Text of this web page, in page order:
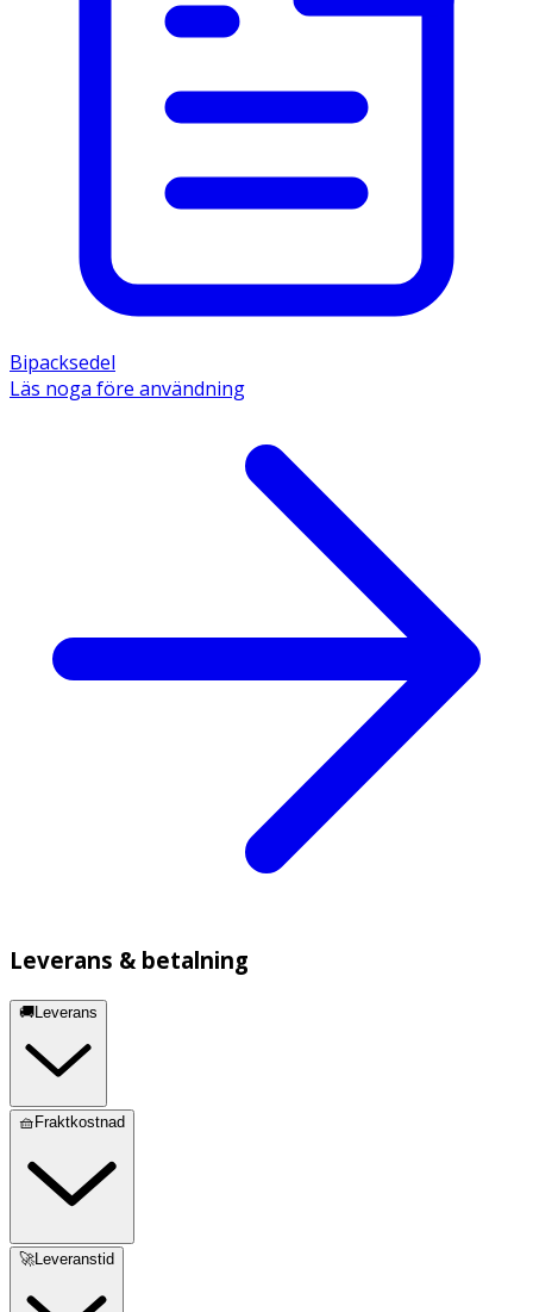
Bipacksedel
Läs noga före användning
Leverans & betalning
🚚Leverans
🧺Fraktkostnad
🚀Leveranstid